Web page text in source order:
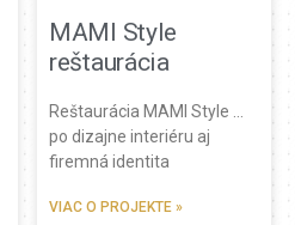
MAMI Style
reštaurácia
Reštaurácia MAMI Style …
po dizajne interiéru aj
firemná identita
VIAC O PROJEKTE »